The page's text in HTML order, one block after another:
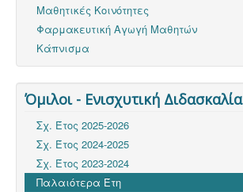
Μαθητικές Κοινότητες
Φαρμακευτική Αγωγή Μαθητών
Κάπνισμα
Όμιλοι - Ενισχυτική Διδασκαλία
Σχ. Έτος 2025-2026
Σχ. Έτος 2024-2025
Σχ. Έτος 2023-2024
Παλαιότερα Έτη